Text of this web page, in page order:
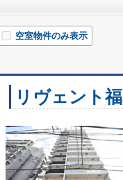
空室物件のみ表示
リヴェント